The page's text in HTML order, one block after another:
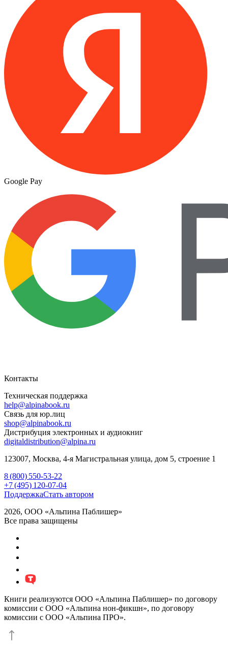
Google Pay
Контакты
Техническая поддержка
help@alpinabook.ru
Связь для юр.лиц
shop@alpinabook.ru
Дистрибуция электронных и аудиокниг
digitaldistribution@alpina.ru
123007, Москва, 4-я Магистральная улица, дом 5, строение 1
8 (800) 550-53-22
+7 (495) 120-07-04
ПоддержкаСтать автором
2026, ООО «Альпина Паблишер»
Все права защищены
Книги реализуются ООО «Альпина Паблишер» по договору
комиссии с ООО «Альпина нон-фикшн», по договору
комиссии с ООО «Альпина ПРО».